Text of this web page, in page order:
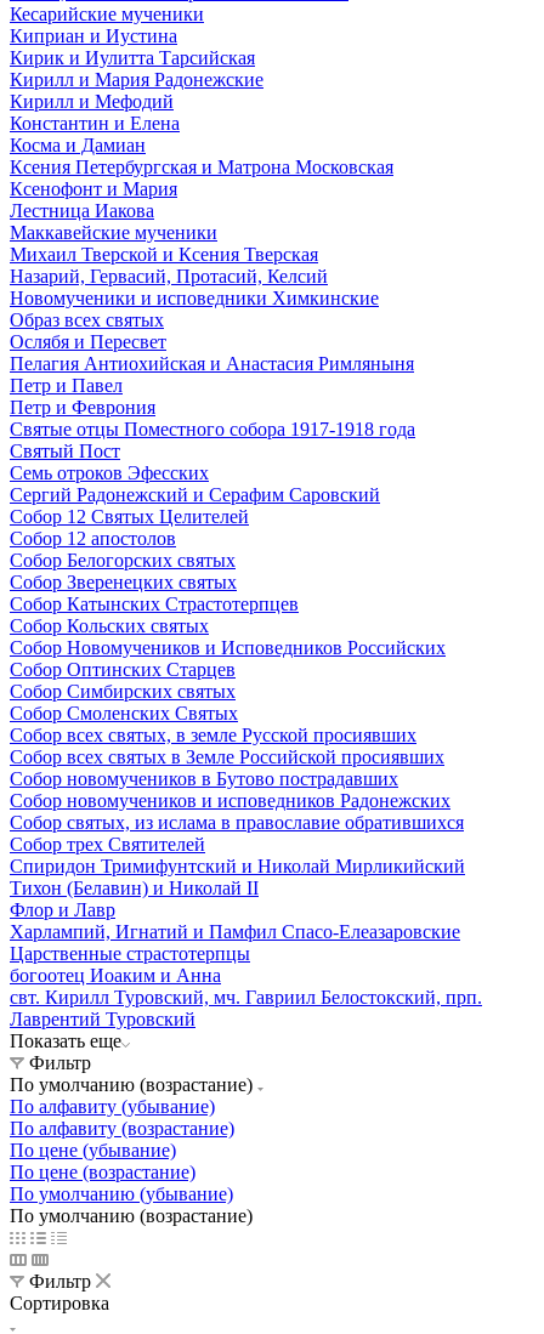
Кесарийские мученики
Киприан и Иустина
Кирик и Иулитта Тарсийская
Кирилл и Мария Радонежские
Кирилл и Мефодий
Константин и Елена
Косма и Дамиан
Ксения Петербургская и Матрона Московская
Ксенофонт и Мария
Лестница Иакова
Маккавейские мученики
Михаил Тверской и Ксения Тверская
Назарий, Гервасий, Протасий, Келсий
Новомученики и исповедники Химкинские
Образ всех святых
Ослябя и Пересвет
Пелагия Антиохийская и Анастасия Римляныня
Петр и Павел
Петр и Феврония
Святые отцы Поместного собора 1917-1918 года
Святый Пост
Семь отроков Эфесских
Сергий Радонежский и Серафим Саровский
Собор 12 Святых Целителей
Собор 12 апостолов
Собор Белогорских святых
Собор Зверенецких святых
Собор Катынских Страстотерпцев
Собор Кольских святых
Собор Новомучеников и Исповедников Российских
Собор Оптинских Старцев
Собор Симбирских святых
Собор Смоленских Святых
Собор всех святых, в земле Русской просиявших
Собор всех святых в Земле Российской просиявших
Собор новомучеников в Бутово пострадавших
Собор новомучеников и исповедников Радонежских
Собор святых, из ислама в православие обратившихся
Собор трех Святителей
Спиридон Тримифунтский и Николай Мирликийский
Тихон (Белавин) и Николай II
Флор и Лавр
Харлампий, Игнатий и Памфил Спасо-Елеазаровские
Царственные страстотерпцы
богоотец Иоаким и Анна
свт. Кирилл Туровский, мч. Гавриил Белостокский, прп.
Лаврентий Туровский
Показать еще
Фильтр
По умолчанию (возрастание)
По алфавиту (убывание)
По алфавиту (возрастание)
По цене (убывание)
По цене (возрастание)
По умолчанию (убывание)
По умолчанию (возрастание)
Фильтр
Сортировка